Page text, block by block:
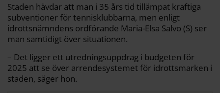
Staden hävdar att man i 35 års tid tillämpat kraftiga
subventioner för tennisklubbarna, men enligt
idrottsnämndens ordförande Maria-Elsa Salvo (S) ser
man samtidigt över situationen.
– Det ligger ett utredningsuppdrag i budgeten för
2025 att se över arrendesystemet för idrottsmarken i
staden, säger hon.